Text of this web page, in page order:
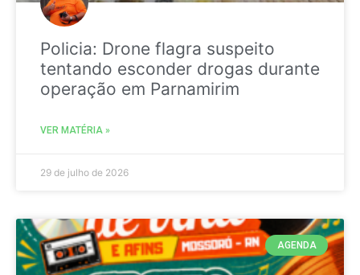
Policia: Drone flagra suspeito
tentando esconder drogas durante
operação em Parnamirim
VER MATÉRIA »
29 de julho de 2026
AGENDA